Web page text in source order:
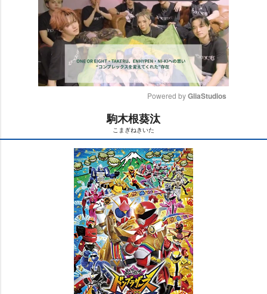
t
e
Powered by GliaStudios
駒木根葵汰
こまぎねきいた